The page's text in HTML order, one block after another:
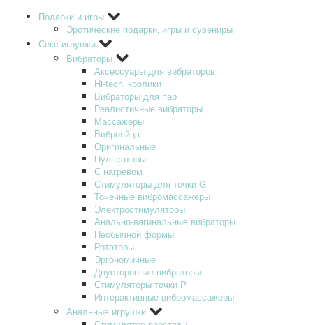
Подарки и игры
Эротические подарки‚ игры и сувениры
Секс-игрушки
Вибраторы
Аксессуары для вибраторов
Hi-tech‚ кролики
Вибраторы для пар
Реалистичные вибраторы
Массажёры
Виброяйца
Оригинальные
Пульсаторы
С нагревом
Стимуляторы для точки G
Точечные вибромассажеры
Электростимуляторы
Анально-вагинальные вибраторы
Необычной формы
Ротаторы
Эргономичные
Двусторонние вибраторы
Стимуляторы точки P
Интерактивные вибромассажеры
Анальные игрушки